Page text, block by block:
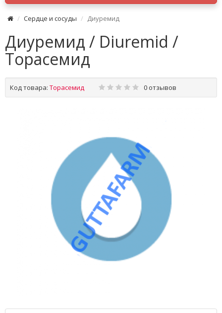
Сердце и сосуды Диуремид
Диуремид / Diuremid /
Торасемид
Код товара: Торасемид 0 отзывов